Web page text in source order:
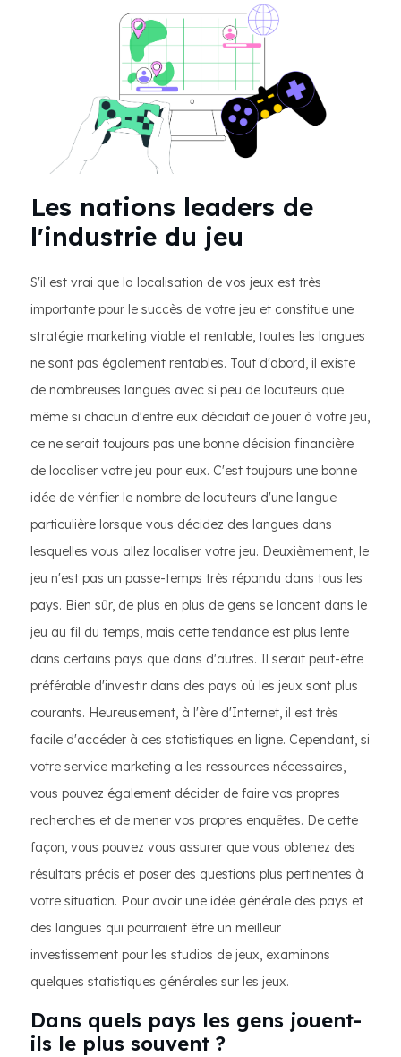
Les nations leaders de
l'industrie du jeu
S'il est vrai que la localisation de vos jeux est très
importante pour le succès de votre jeu et constitue une
stratégie marketing viable et rentable, toutes les langues
ne sont pas également rentables. Tout d'abord, il existe
de nombreuses langues avec si peu de locuteurs que
même si chacun d'entre eux décidait de jouer à votre jeu,
ce ne serait toujours pas une bonne décision financière
de localiser votre jeu pour eux. C'est toujours une bonne
idée de vérifier le nombre de locuteurs d'une langue
particulière lorsque vous décidez des langues dans
lesquelles vous allez localiser votre jeu. Deuxièmement, le
jeu n'est pas un passe-temps très répandu dans tous les
pays. Bien sûr, de plus en plus de gens se lancent dans le
jeu au fil du temps, mais cette tendance est plus lente
dans certains pays que dans d'autres. Il serait peut-être
préférable d'investir dans des pays où les jeux sont plus
courants. Heureusement, à l'ère d'Internet, il est très
facile d'accéder à ces statistiques en ligne. Cependant, si
votre service marketing a les ressources nécessaires,
vous pouvez également décider de faire vos propres
recherches et de mener vos propres enquêtes. De cette
façon, vous pouvez vous assurer que vous obtenez des
résultats précis et poser des questions plus pertinentes à
votre situation. Pour avoir une idée générale des pays et
des langues qui pourraient être un meilleur
investissement pour les studios de jeux, examinons
quelques statistiques générales sur les jeux.
Dans quels pays les gens jouent-
ils le plus souvent ?